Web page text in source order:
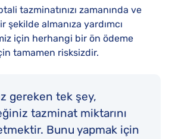
tazminatınızı zamanında ve
almanıza yardımcı
için herhangi bir ön ödeme
tamamen risksizdir.
gereken tek şey,
tazminat miktarını
Bunu yapmak için